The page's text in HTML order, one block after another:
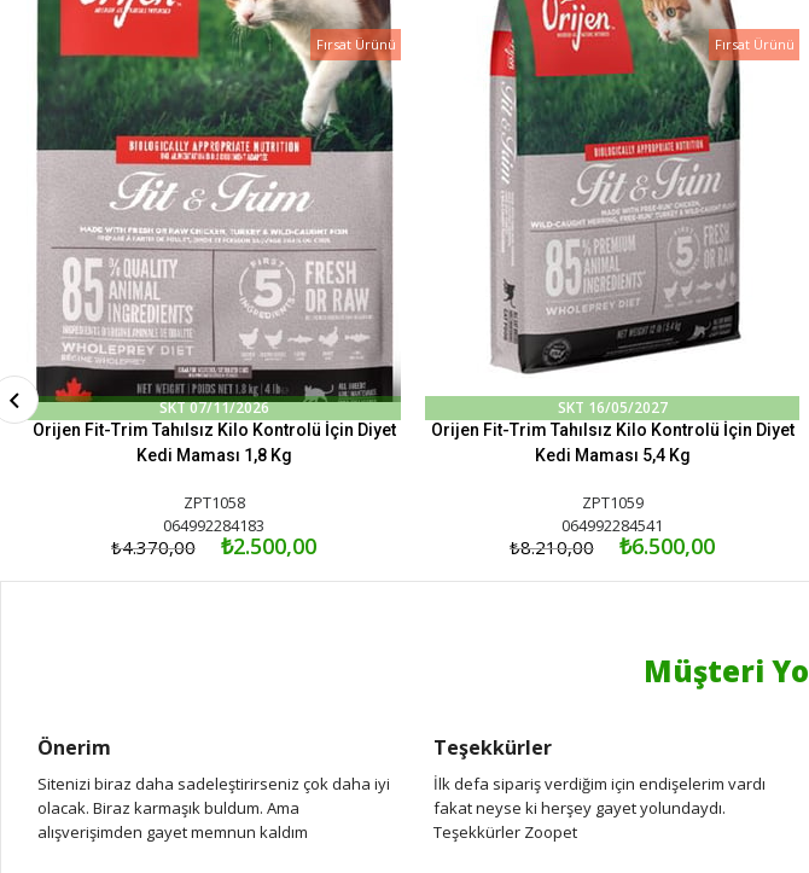
Orijen Fit-Trim Tahılsız Kilo Kontrolü İçin Diyet
Kedi Maması 1,8 Kg
ZPT1058
064992284183
₺2.500,00
₺4.370,00
Fırsat Ürünü
SKT 07/11/2026
Orijen Fit-Trim Tahılsız Kilo Kontrolü İçin Diyet
Kedi Maması 5,4 Kg
ZPT1059
064992284541
₺6.500,00
₺8.210,00
Fırsat Ürünü
SKT 16/05/2027
Müşteri
Önerim
Sitenizi biraz daha sadeleştirirseniz çok daha iyi
olacak. Biraz karmaşık buldum. Ama
alışverişimden gayet memnun kaldım
Teşekkürler
İlk defa sipariş verdiğim için endişelerim vardı
fakat neyse ki herşey gayet yolundaydı.
Teşekkürler Zoopet